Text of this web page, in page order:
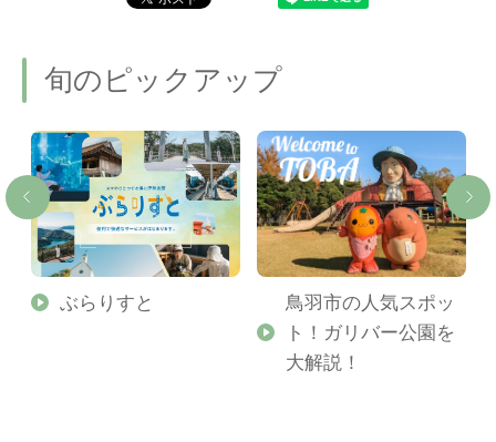
旬のピックアップ
ぶらりすと
鳥羽市の人気スポッ
ト！ガリバー公園を
大解説！